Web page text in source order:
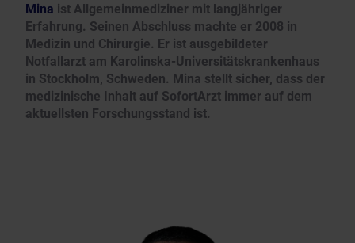
Mina ist Allgemeinmediziner mit langjähriger
Erfahrung. Seinen Abschluss machte er 2008 in
Medizin und Chirurgie. Er ist ausgebildeter
Notfallarzt am Karolinska-Universitätskrankenhaus
in Stockholm, Schweden. Mina stellt sicher, dass der
medizinische Inhalt auf SofortArzt immer auf dem
aktuellsten Forschungsstand ist.